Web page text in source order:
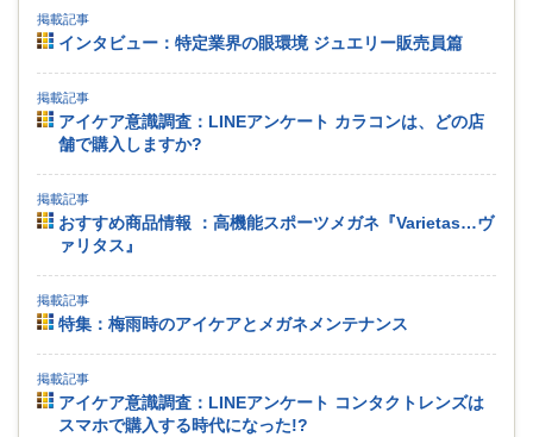
掲載記事
インタビュー：特定業界の眼環境 ジュエリー販売員篇
掲載記事
アイケア意識調査：LINEアンケート カラコンは、どの店
舗で購入しますか?
掲載記事
おすすめ商品情報 ：高機能スポーツメガネ『Varietas…ヴ
ァリタス』
掲載記事
特集：梅雨時のアイケアとメガネメンテナンス
掲載記事
アイケア意識調査：LINEアンケート コンタクトレンズは
スマホで購入する時代になった!?